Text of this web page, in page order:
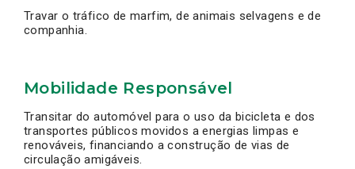
Travar o tráfico de marfim, de animais selvagens e de
companhia.
Mobilidade Responsável
Transitar do automóvel para o uso da bicicleta e dos
transportes públicos movidos a energias limpas e
renováveis, financiando a construção de vias de
circulação amigáveis.